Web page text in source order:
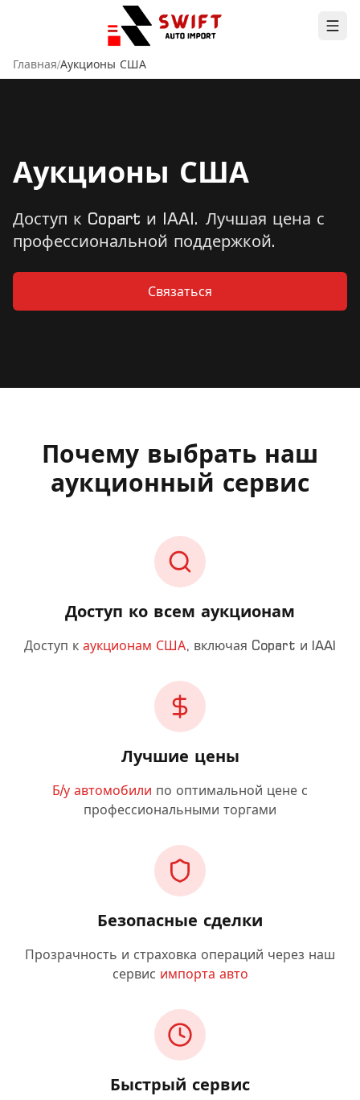
Главная/Аукционы США
Аукционы США
Доступ к Copart и IAAI. Лучшая цена с
профессиональной поддержкой.
Связаться
Почему выбрать наш
аукционный сервис
Доступ ко всем аукционам
Доступ к аукционам США, включая Copart и IAAI
Лучшие цены
Б/у автомобили по оптимальной цене с
профессиональными торгами
Безопасные сделки
Прозрачность и страховка операций через наш
сервис импорта авто
Быстрый сервис